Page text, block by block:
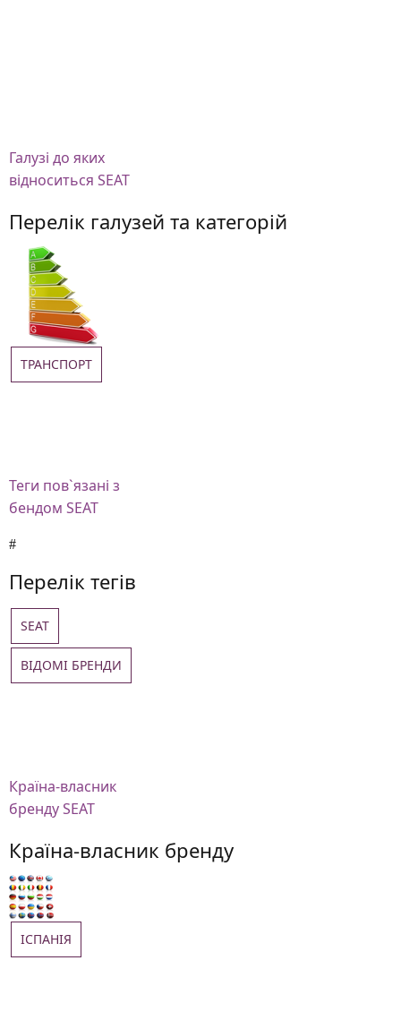
Галузі до яких
відноситься SEAT
Перелік галузей та категорій
ТРАНСПОРТ
Теги пов`язані з
бендом SEAT
Перелік тегів
SEAT
ВІДОМІ БРЕНДИ
Країна-власник
бренду SEAT
Країна-власник бренду
ІСПАНІЯ